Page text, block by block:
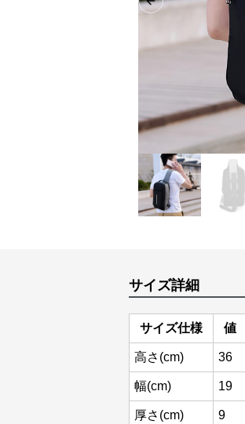
Previous slide
サイズ詳細
サイズ仕様 値
高さ(cm) 36
幅(cm) 19
厚さ(cm) 9